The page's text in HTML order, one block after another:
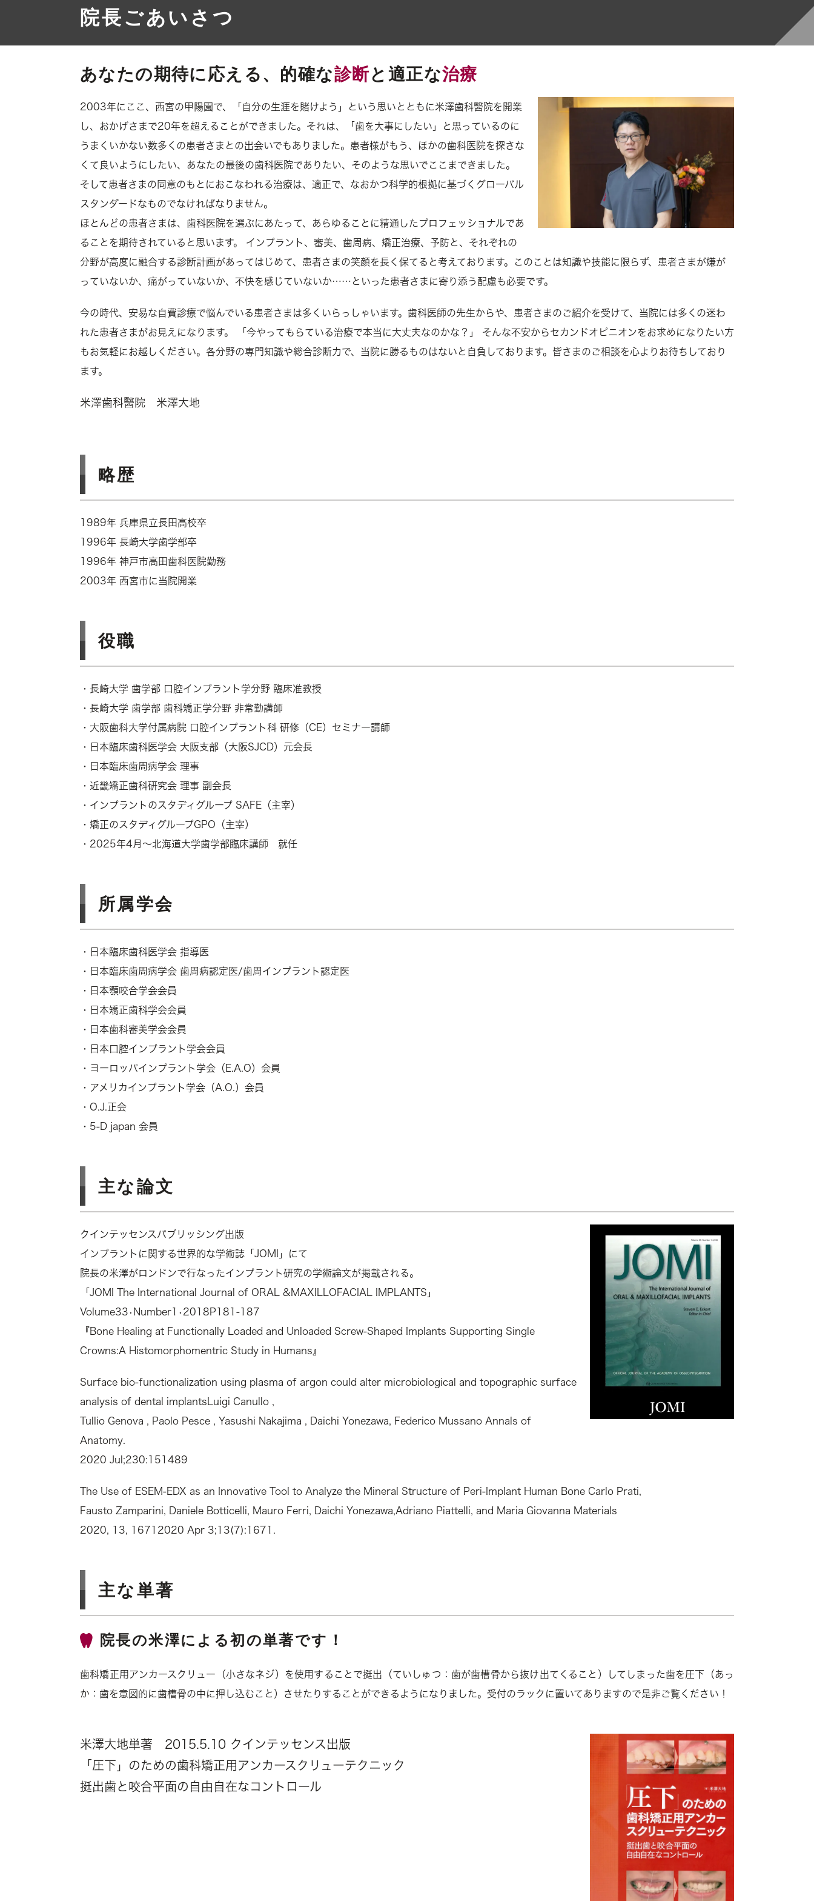
セカンドオピニオン
診療案内一覧
院長ごあいさつ
あなたの期待に応える、的確な診断と適正な治療
2003年にここ、西宮の甲陽園で、「自分の生涯を賭けよう」という思いとともに米澤歯科醫院を開業
し、おかげさまで20年を超えることができました。それは、「歯を大事にしたい」と思っているのに
うまくいかない数多くの患者さまとの出会いでもありました。患者様がもう、ほかの歯科医院を探さな
くて良いようにしたい、あなたの最後の歯科医院でありたい、そのような思いでここまできました。
そして患者さまの同意のもとにおこなわれる治療は、適正で、なおかつ科学的根拠に基づくグローバル
スタンダードなものでなければなりません。
ほとんどの患者さまは、歯科医院を選ぶにあたって、あらゆることに精通したプロフェッショナルであ
ることを期待されていると思います。 インプラント、審美、歯周病、矯正治療、予防と、それぞれの
分野が高度に融合する診断計画があってはじめて、患者さまの笑顔を長く保てると考えております。このことは知識や技能に限らず、患者さまが嫌が
っていないか、痛がっていないか、不快を感じていないか……といった患者さまに寄り添う配慮も必要です。
今の時代、安易な自費診療で悩んでいる患者さまは多くいらっしゃいます。歯科医師の先生からや、患者さまのご紹介を受けて、当院には多くの迷わ
れた患者さまがお見えになります。 「今やってもらている治療で本当に大丈夫なのかな？」 そんな不安からセカンドオピニオンをお求めになりたい方
もお気軽にお越しください。各分野の専門知識や総合診断力で、当院に勝るものはないと自負しております。皆さまのご相談を心よりお待ちしており
ます。
米澤歯科醫院 米澤大地
略歴
1989年 兵庫県立長田高校卒
1996年 長崎大学歯学部卒
1996年 神戸市高田歯科医院勤務
2003年 西宮市に当院開業
役職
・長崎大学 歯学部 口腔インプラント学分野 臨床准教授
・長崎大学 歯学部 歯科矯正学分野 非常勤講師
・大阪歯科大学付属病院 口腔インプラント科 研修（CE）セミナー講師
・日本臨床歯科医学会 大阪支部（大阪SJCD）元会長
・日本臨床歯周病学会 理事
・近畿矯正歯科研究会 理事 副会長
・インプラントのスタディグループ SAFE（主宰）
・矯正のスタディグループGPO（主宰）
・2025年4月～北海道大学歯学部臨床講師 就任
所属学会
・日本臨床歯科医学会 指導医
・日本臨床歯周病学会 歯周病認定医/歯周インプラント認定医
・日本顎咬合学会会員
・日本矯正歯科学会会員
・日本歯科審美学会会員
・日本口腔インプラント学会会員
・ヨーロッパインプラント学会（E.A.O）会員
・アメリカインプラント学会（A.O.）会員
・O.J.正会
・5-D japan 会員
主な論文
クインテッセンスパブリッシング出版
インプラントに関する世界的な学術誌「JOMI」にて
院長の米澤がロンドンで行なったインプラント研究の学術論文が掲載される。
「JOMI The International Journal of ORAL &MAXILLOFACIAL IMPLANTS」
Volume33•Number1•2018P181-187
『Bone Healing at Functionally Loaded and Unloaded Screw-Shaped Implants Supporting Single
Crowns:A Histomorphomentric Study in Humans』
Surface bio-functionalization using plasma of argon could alter microbiological and topographic surface
analysis of dental implantsLuigi Canullo ,
Tullio Genova , Paolo Pesce , Yasushi Nakajima , Daichi Yonezawa, Federico Mussano Annals of
Anatomy.
2020 Jul;230:151489
The Use of ESEM-EDX as an Innovative Tool to Analyze the Mineral Structure of Peri-Implant Human Bone Carlo Prati,
Fausto Zamparini, Daniele Botticelli, Mauro Ferri, Daichi Yonezawa,Adriano Piattelli, and Maria Giovanna Materials
2020, 13, 16712020 Apr 3;13(7):1671.
主な単著
院長の米澤による初の単著です！
歯科矯正用アンカースクリュー（小さなネジ）を使用することで挺出（ていしゅつ：歯が歯槽骨から抜け出てくること）してしまった歯を圧下（あっ
か：歯を意図的に歯槽骨の中に押し込むこと）させたりすることができるようになりました。受付のラックに置いてありますので是非ご覧ください！
米澤大地単著 2015.5.10 クインテッセンス出版
「圧下」のための歯科矯正用アンカースクリューテクニック
挺出歯と咬合平面の自由自在なコントロール